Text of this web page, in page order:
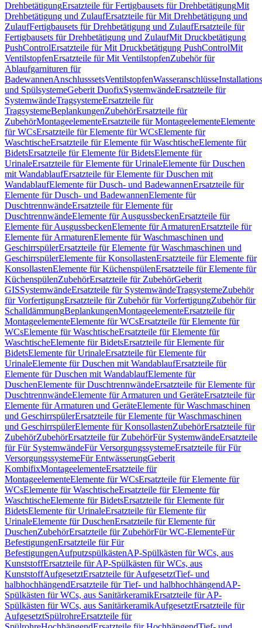
DrehbetätigungErsatzteile für Fertigbausets für DrehbetätigungMit
Drehbetätigung und ZulaufErsatzteile für Mit Drehbetätigung und
ZulaufFertigbausets für Drehbetätigung und ZulaufErsatzteile für
Fertigbausets für Drehbetätigung und ZulaufMit Druckbetätigung
PushControlErsatzteile für Mit Druckbetätigung PushControlMit
VentilstopfenErsatzteile für Mit VentilstopfenZubehör für
Ablaufgarnituren für
BadewannenAnschlusssetsVentilstopfenWasseranschlüsse
und SpülsystemeGeberit DuofixSystemwändeErsatzteile für
SystemwändeTragsystemeErsatzteile für
TragsystemeBeplankungenZubehörErsatzteile für
ZubehörMontageelementeErsatzteile für MontageelementeElemente
für WCsErsatzteile für Elemente für WCsElemente für
WaschtischeErsatzteile für Elemente für WaschtischeElemente für
BidetsErsatzteile für Elemente für BidetsElemente für
UrinaleErsatzteile für Elemente für UrinaleElemente für Duschen
mit WandablaufErsatzteile für Elemente für Duschen mit
WandablaufElemente für Dusch- und BadewannenErsatzteile für
Elemente für Dusch- und BadewannenElemente für
DuschtrennwändeErsatzteile für Elemente für
DuschtrennwändeElemente für AusgussbeckenErsatzteile für
Elemente für AusgussbeckenElemente für ArmaturenErsatzteile für
Elemente für ArmaturenElemente für Waschmaschinen und
GeschirrspülerErsatzteile für Elemente für Waschmaschinen und
GeschirrspülerElemente für KonsollastenErsatzteile für Elemente für
KonsollastenElemente für KüchenspülenErsatzteile für Elemente für
KüchenspülenZubehörErsatzteile für ZubehörGeberit
GISSystemwändeErsatzteile für SystemwändeTragsystemeZubehör
für VorfertigungErsatzteile für Zubehör für VorfertigungZubehör für
SchalldämmungBeplankungenMontageelementeErsatzteile für
MontageelementeElemente für WCsErsatzteile für Elemente für
WCsElemente für WaschtischeErsatzteile für Elemente für
WaschtischeElemente für BidetsErsatzteile für Elemente für
BidetsElemente für UrinaleErsatzteile für Elemente für
UrinaleElemente für Duschen mit WandablaufErsatzteile für
Elemente für Duschen mit WandablaufElemente für
DuschenElemente für DuschtrennwändeErsatzteile für Elemente für
DuschtrennwändeElemente für Armaturen und GeräteErsatzteile für
Elemente für Armaturen und GeräteElemente für Waschmaschinen
und GeschirrspülerErsatzteile für Elemente für Waschmaschinen
und GeschirrspülerElemente für KonsollastenZubehörErsatzteile für
ZubehörZubehörErsatzteile für ZubehörFür SystemwändeErsatzteile
für Für SystemwändeFür VersorgungssystemeErsatzteile für Für
VersorgungssystemeFür EntwässerungGeberit
KombifixMontageelementeErsatzteile für
MontageelementeElemente für WCsErsatzteile für Elemente für
WCsElemente für WaschtischeErsatzteile für Elemente für
WaschtischeElemente für BidetsErsatzteile für Elemente für
BidetsElemente für UrinaleErsatzteile für Elemente für
UrinaleElemente für DuschenErsatzteile für Elemente für
DuschenZubehörErsatzteile für ZubehörFür WC-ElementeFür
BefestigungenErsatzteile für Für
BefestigungenAufputzspülkästenAP-Spülkästen für WCs, aus
KunststoffErsatzteile für AP-Spülkästen für WCs, aus
KunststoffAufgesetztErsatzteile für AufgesetztTief- und
halbhochhängendErsatzteile für Tief- und halbhochhängendAP-
Spülkästen für WCs, aus SanitärkeramikErsatzteile für AP-
Spülkästen für WCs, aus SanitärkeramikAufgesetztErsatzteile für
AufgesetztSpülrohreErsatzteile für